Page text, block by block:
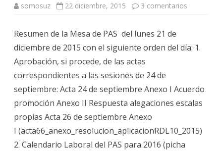
somosuz 22 diciembre, 2015 3 comentarios
PAS
Resumen de la Mesa de PAS del lunes 21 de
diciembre de 2015 con el siguiente orden del día: 1.
Aprobación, si procede, de las actas
correspondientes a las sesiones de 24 de
septiembre: Acta 24 de septiembre Anexo I Acuerdo
promoción Anexo II Respuesta alegaciones escalas
propias Acta 26 de septiembre Anexo
I (acta66_anexo_resolucion_aplicacionRDL10_2015)
2. Calendario Laboral del PAS para 2016 (picha